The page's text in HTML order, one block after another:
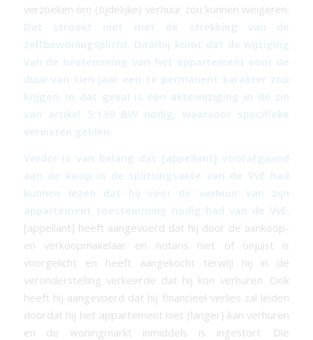
verzoeken om (tijdelijke) verhuur zou kunnen weigeren.
Dat strookt niet met de strekking van de
zelfbewoningsplicht. Daarbij komt dat de wijziging
van de bestemming van het appartement voor de
duur van tien jaar een te permanent karakter zou
krijgen. In dat geval is een aktewijziging in de zin
van artikel 5:139 BW nodig, waarvoor specifieke
vereisten gelden.
Verder is van belang dat [appellant] voorafgaand
aan de koop in de splitsingsakte van de VvE had
kunnen lezen dat hij voor de verhuur van zijn
appartement toestemming nodig had van de VvE
[appellant] heeft aangevoerd dat hij door de aankoop-
en verkoopmakelaar en notaris niet of onjuist is
voorgelicht en heeft aangekocht terwijl hij in de
veronderstelling verkeerde dat hij kon verhuren. Ook
heeft hij aangevoerd dat hij financieel verlies zal leiden
doordat hij het appartement niet (langer) kan verhuren
en de woningmarkt inmiddels is ingestort. Die